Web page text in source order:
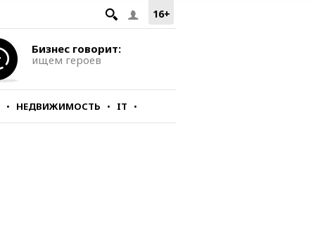
16+
Бизнес говорит:
ищем героев
НЕДВИЖИМОСТЬ IT